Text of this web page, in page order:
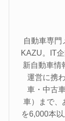
自動車専
KAZU。IT
新自動車情
運営に携
車・中古
車）まで、
を6,000本